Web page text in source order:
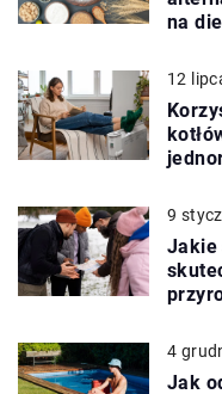
na
12
9
Jakie
4
Jak